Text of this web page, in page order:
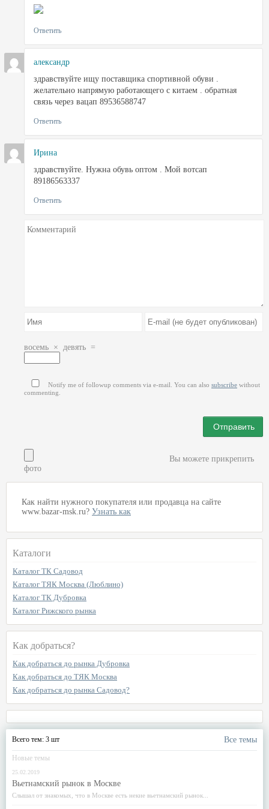
Ответить
александр
здравствуйте ищу поставщика спортивной обуви .
желательно напрямую работающего с китаем . обратная
связь через вацап 89536588747
Ответить
Ирина
здравствуйте. Нужна обувь оптом . Мой вотсап
89186563337
Ответить
восемь × девять =
Notify me of followup comments via e-mail. You can also subscribe without
commenting.
Вы можете прикрепить
фото
Как найти нужного покупателя или продавца на сайте
www.bazar-msk.ru? Узнать как
Каталоги
Каталог ТК Садовод
Каталог ТЯК Москва (Люблино)
Каталог ТК Дубровка
Каталог Рижского рынка
Как добраться?
Как добраться до рынка Дубровка
Как добраться до ТЯК Москва
Как добраться до рынка Садовод?
Всего тем: 3 шт Все темы
Новые темы
Вьетнамский рынок в Москве
Слышал от знакомых, что в Москве есть некие вьетнамский рынок...
25.02.2019